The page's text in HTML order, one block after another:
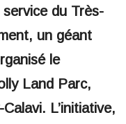
du Très-
un géant
le
Land Parc,
L’initiative,